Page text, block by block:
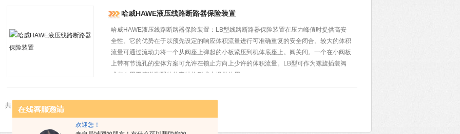
欢迎您！
哈威HAWE液压线路断路器保险装置
哈威HAWE液压线路断路器保险装置：LB型线路断路器保险装置在压力峰值时提供高安
全性。它的优势在于以预先设定的响应体积流量进行可准确重复的安全闭合。较大的体积
流量可通过流动力将一个从阀座上弹起的小板紧压到机体底座上。阀关闭。一个在小阀板
上带有节流孔的变体方案可允许在锁止方向上少许的体积流量。LB型可作为螺旋插装阀
或者在用于管道装配的外壳结构形式中提供使用。
共 2 条记录，当前 1 / 1 页 首页 上一页 下一页 末页 跳转到第